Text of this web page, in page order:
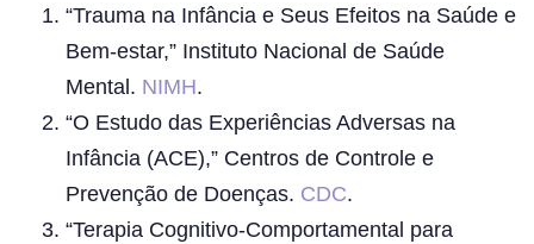
“Trauma na Infância e Seus Efeitos na Saúde e
Bem-estar,” Instituto Nacional de Saúde
Mental. NIMH.
“O Estudo das Experiências Adversas na
Infância (ACE),” Centros de Controle e
Prevenção de Doenças. CDC.
“Terapia Cognitivo-Comportamental para